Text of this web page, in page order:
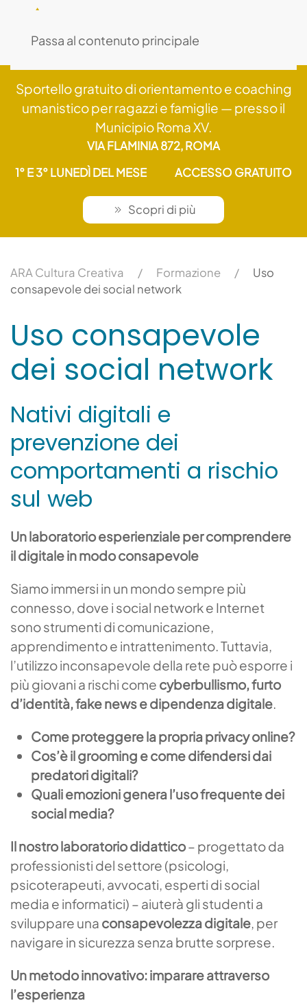
Passa al contenuto principale
Sportello gratuito di orientamento e coaching
umanistico per ragazzi e famiglie — presso il
Municipio Roma XV.
VIA FLAMINIA 872, ROMA
1° E 3° LUNEDÌ DEL MESE
ACCESSO GRATUITO
Scopri di più
ARA Cultura Creativa Formazione
Uso
consapevole dei social network
Uso consapevole
dei social network
Nativi digitali e
prevenzione dei
comportamenti a rischio
sul web
Un laboratorio esperienziale per comprendere
il digitale in modo consapevole
Siamo immersi in un mondo sempre più
connesso, dove i social network e Internet
sono strumenti di comunicazione,
apprendimento e intrattenimento. Tuttavia,
l’utilizzo inconsapevole della rete può esporre i
più giovani a rischi come cyberbullismo, furto
d’identità, fake news e dipendenza digitale.
Come proteggere la propria privacy online?
Cos’è il grooming e come difendersi dai
predatori digitali?
Quali emozioni genera l’uso frequente dei
social media?
Il nostro laboratorio didattico– progettato da
professionisti del settore (psicologi,
psicoterapeuti, avvocati, esperti di social
media e informatici) – aiuterà gli studenti a
sviluppare una consapevolezza digitale, per
navigare in sicurezza senza brutte sorprese.
Un metodo innovativo: imparare attraverso
l’esperienza